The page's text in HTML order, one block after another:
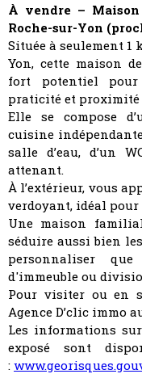
À vendre –
Roche-sur-Yon
Située à seulement 1
Yon, cette maison
fort potentiel
praticité et proximité
Elle se compose
cuisine
salle d’eau, d’un
attenant.
À l’extérieur, vous
verdoyant, idéal
Une maison
séduire aussi bien
personnaliser
d'immeuble ou
Pour visiter ou en
Agence D’clic immo
Les informations
exposé sont
: